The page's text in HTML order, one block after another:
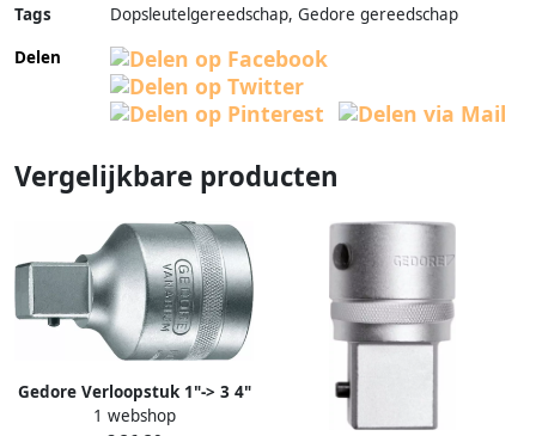
Tags
Dopsleutelgereedschap, Gedore gereedschap
Delen
Vergelijkbare producten
Gedore Verloopstuk 1"-> 3 4"
6180040
1 webshop